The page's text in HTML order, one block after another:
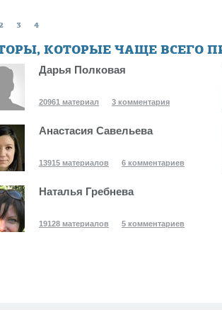
3 4
КОТОРЫЕ ЧАЩЕ ВСЕГО
Дарья Полковая
20961 материал 3 комментария
Анастасия Савельева
13915 материалов 6 комментариев
Наталья Гребнева
19128 материалов 5 комментариев